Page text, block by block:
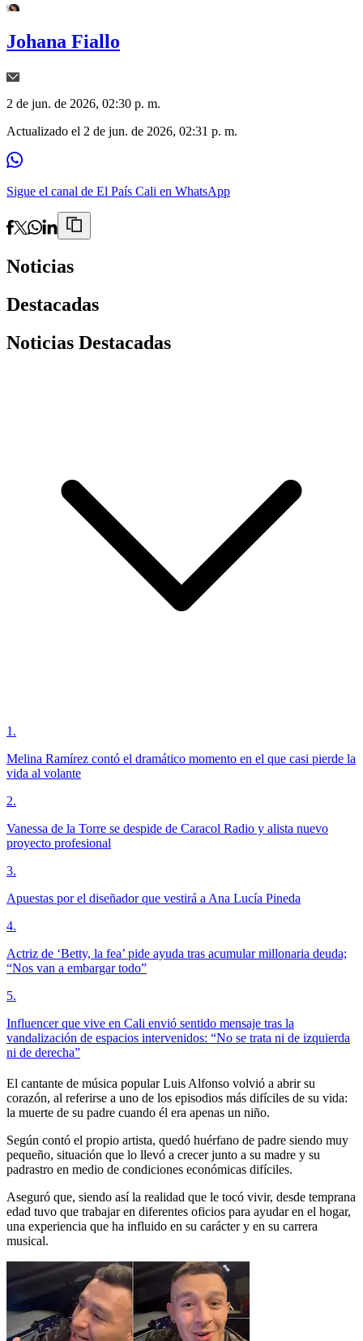
Johana Fiallo
2 de jun. de 2026, 02:30 p. m.
Actualizado el 2 de jun. de 2026, 02:31 p. m.
Sigue el canal de El País Cali en WhatsApp
Noticias
Destacadas
Noticias Destacadas
1 .
Melina Ramírez contó el dramático momento en el que casi pierde la
vida al volante
2.
Vanessa de la Torre se despide de Caracol Radio y alista nuevo
proyecto profesional
3.
Apuestas por el diseñador que vestirá a Ana Lucía Pineda
4.
Actriz de ‘Betty, la fea’ pide ayuda tras acumular millonaria deuda;
“Nos van a embargar todo”
5.
Influencer que vive en Cali envió sentido mensaje tras la
vandalización de espacios intervenidos: “No se trata ni de izquierda
ni de derecha”
El cantante de música popular Luis Alfonso volvió a abrir su
corazón, al referirse a uno de los episodios más difíciles de su vida:
la muerte de su padre cuando él era apenas un niño.
Según contó el propio artista, quedó huérfano de padre siendo muy
pequeño, situación que lo llevó a crecer junto a su madre y su
padrastro en medio de condiciones económicas difíciles.
Aseguró que, siendo así la realidad que le tocó vivir, desde temprana
edad tuvo que trabajar en diferentes oficios para ayudar en el hogar,
una experiencia que ha influido en su carácter y en su carrera
musical.